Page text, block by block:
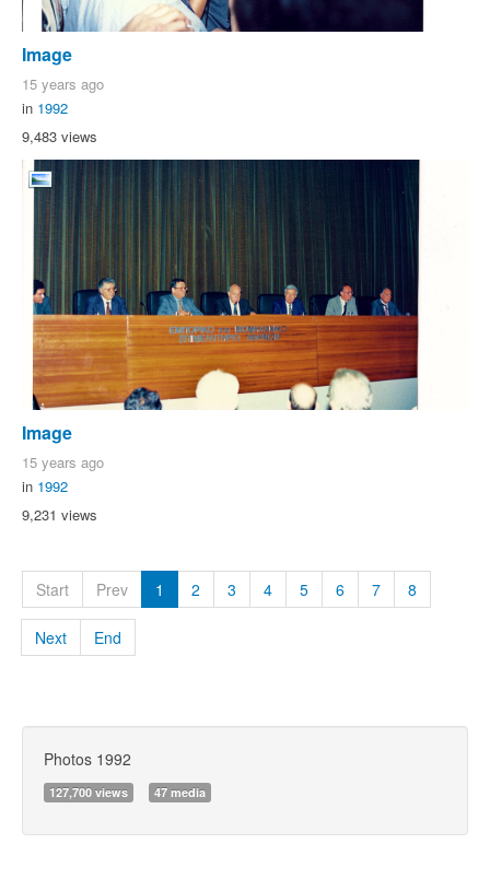
Image
15 years ago
in 1992
9,483 views
Image
15 years ago
in 1992
9,231 views
Start Prev 1 2 3 4 5 6 7 8
Next End
Photos 1992
127,700 views 47 media